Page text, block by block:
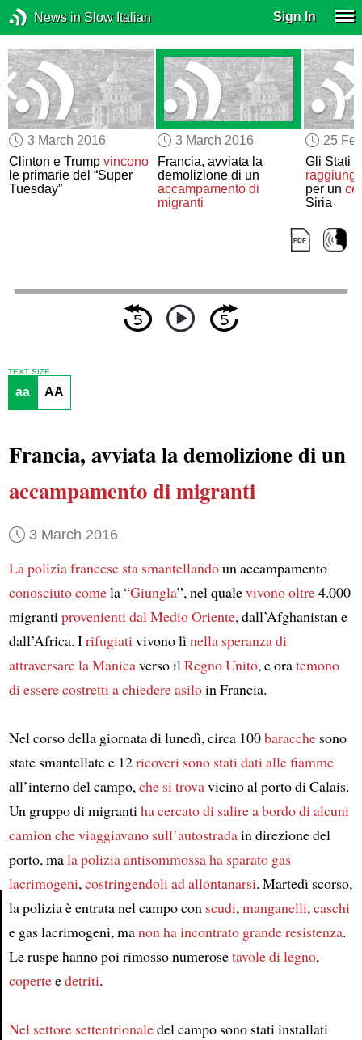
News in Slow Italian Sign In
3 March 2016
Clinton e Trumpvincono
le primarie del “Super
Tuesday”
3 March 2016
Francia, avviata la
demolizione di un
accampamento di
migranti
25
Gli Stati
per un
Siria
Article
TEXT SIZE
aa AA
Francia, avviata la demolizione di un
accampamento di migranti
3 March 2016
La polizia francese sta smantellandoun accampamento
conosciuto comela “Giungla”, nel qualevivonooltre4.000
migrantiprovenienti dal Medio Oriente, dall’Afghanistan e
dall’Africa. Irifugiativivono lìnella speranza di
attraversare la Manicaverso ilRegno Unito, e oratemono
di essere costretti a chiedere asiloin Francia.
Nel corso della giornata di lunedì, circa 100baracchesono
state smantellate e 12ricoveri sono stati dati alle fiamme
all’interno del campo,che si trovavicino al porto di Calais.
Un gruppo di migrantiha cercato di salire a bordo di alcuni
camionche viaggiavano sull’autostradain direzione del
porto, mala polizia antisommossaha sparato gas
lacrimogeni,costringendoli ad allontanarsi. Martedì scorso,
la polizia è entrata nel campo con scudi,manganelli,caschi
e gas lacrimogeni, manon ha incontrato grande resistenza.
Le ruspe hanno poi rimosso numerosetavole di legno,
coperteedetriti.
Nel settore settentrionaledel campo sono stati installati